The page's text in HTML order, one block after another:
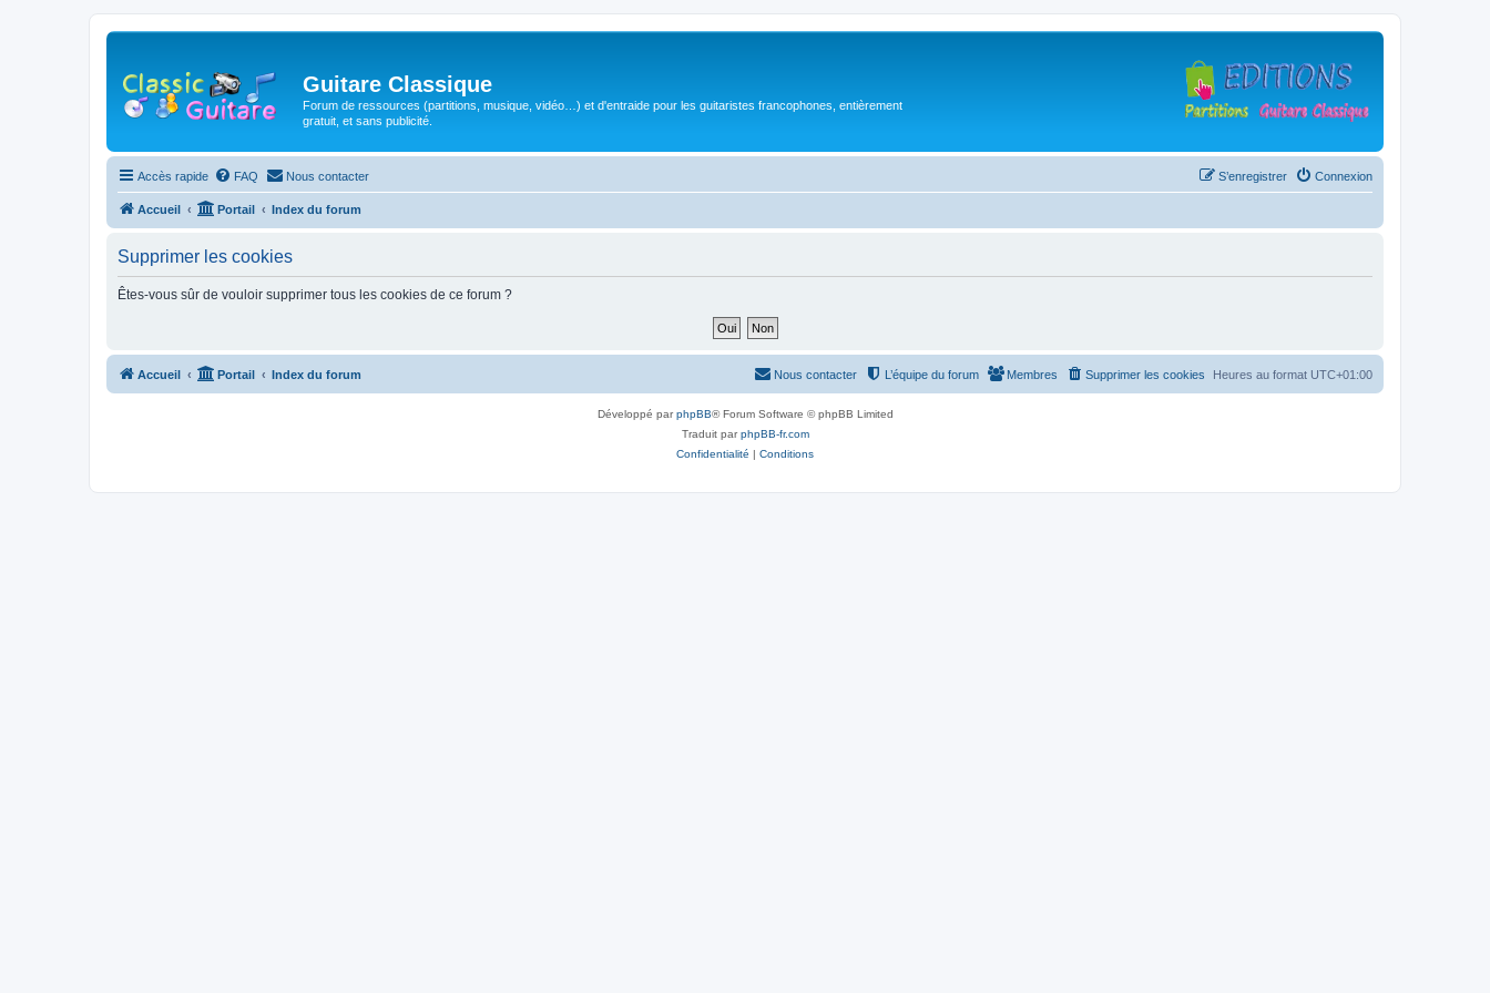
Guitare Classique
Forum de ressources (partitions, musique, vidéo…) et d'entraide pour les guitaristes francophones, entièrement
gratuit, et sans publicité.
Accès rapide FAQ Nous contacter Connexion
S’enregistrer
Accueil Portail Index du forum
Supprimer les cookies
Êtes-vous sûr de vouloir supprimer tous les cookies de ce forum ?
Accueil Portail Index du forum Heures au format UTC+01:00
Supprimer les cookies
Membres
L’équipe du forum
Nous contacter
Développé parphpBB® Forum Software © phpBB Limited
Traduit parphpBB-fr.com
Confidentialité | Conditions